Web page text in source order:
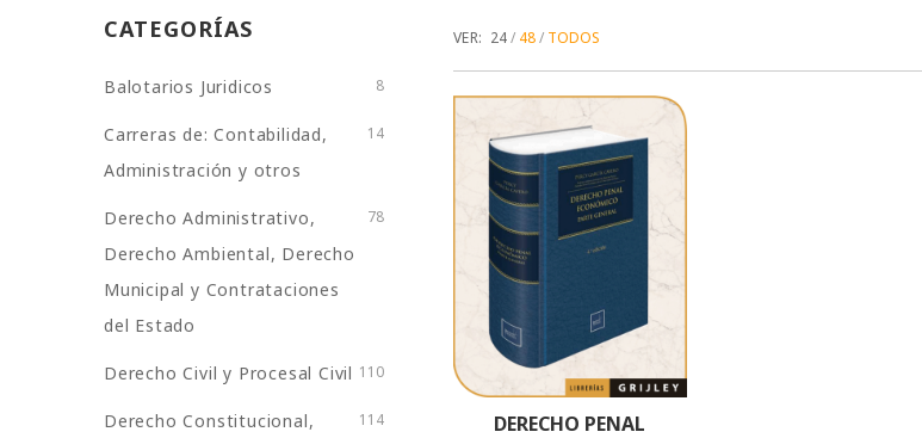
VER: 24 48 TODOS
DERECHO PENAL
CATEGORÍAS
Balotarios Juridicos 8
Carreras de: Contabilidad,
Administración y otros
14
Derecho Administrativo,
Derecho Ambiental, Derecho
Municipal y Contrataciones
del Estado
78
Derecho Civil y Procesal Civil 110
Derecho Constitucional,
114